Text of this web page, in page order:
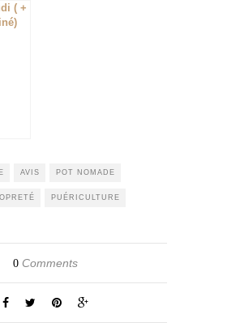
( +
AVIS POT NOMADE
PUÉRICULTURE
0 Comments